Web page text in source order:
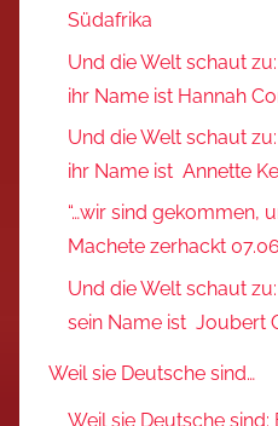
Südafrika
Und die Welt schaut
ihr Name ist Hannah
Und die Welt schaut
ihr Name ist Annette
“…wir sind gekommen,
Machete zerhackt
Und die Welt schaut
sein Name ist Joubert
Weil sie Deutsche sind…
Weil sie Deutsche